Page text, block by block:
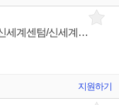
[다미아니]명품주얼리 DAMIANI 신세계강남/신세계센텀/신세계본점 판매사원 채용
지원하기